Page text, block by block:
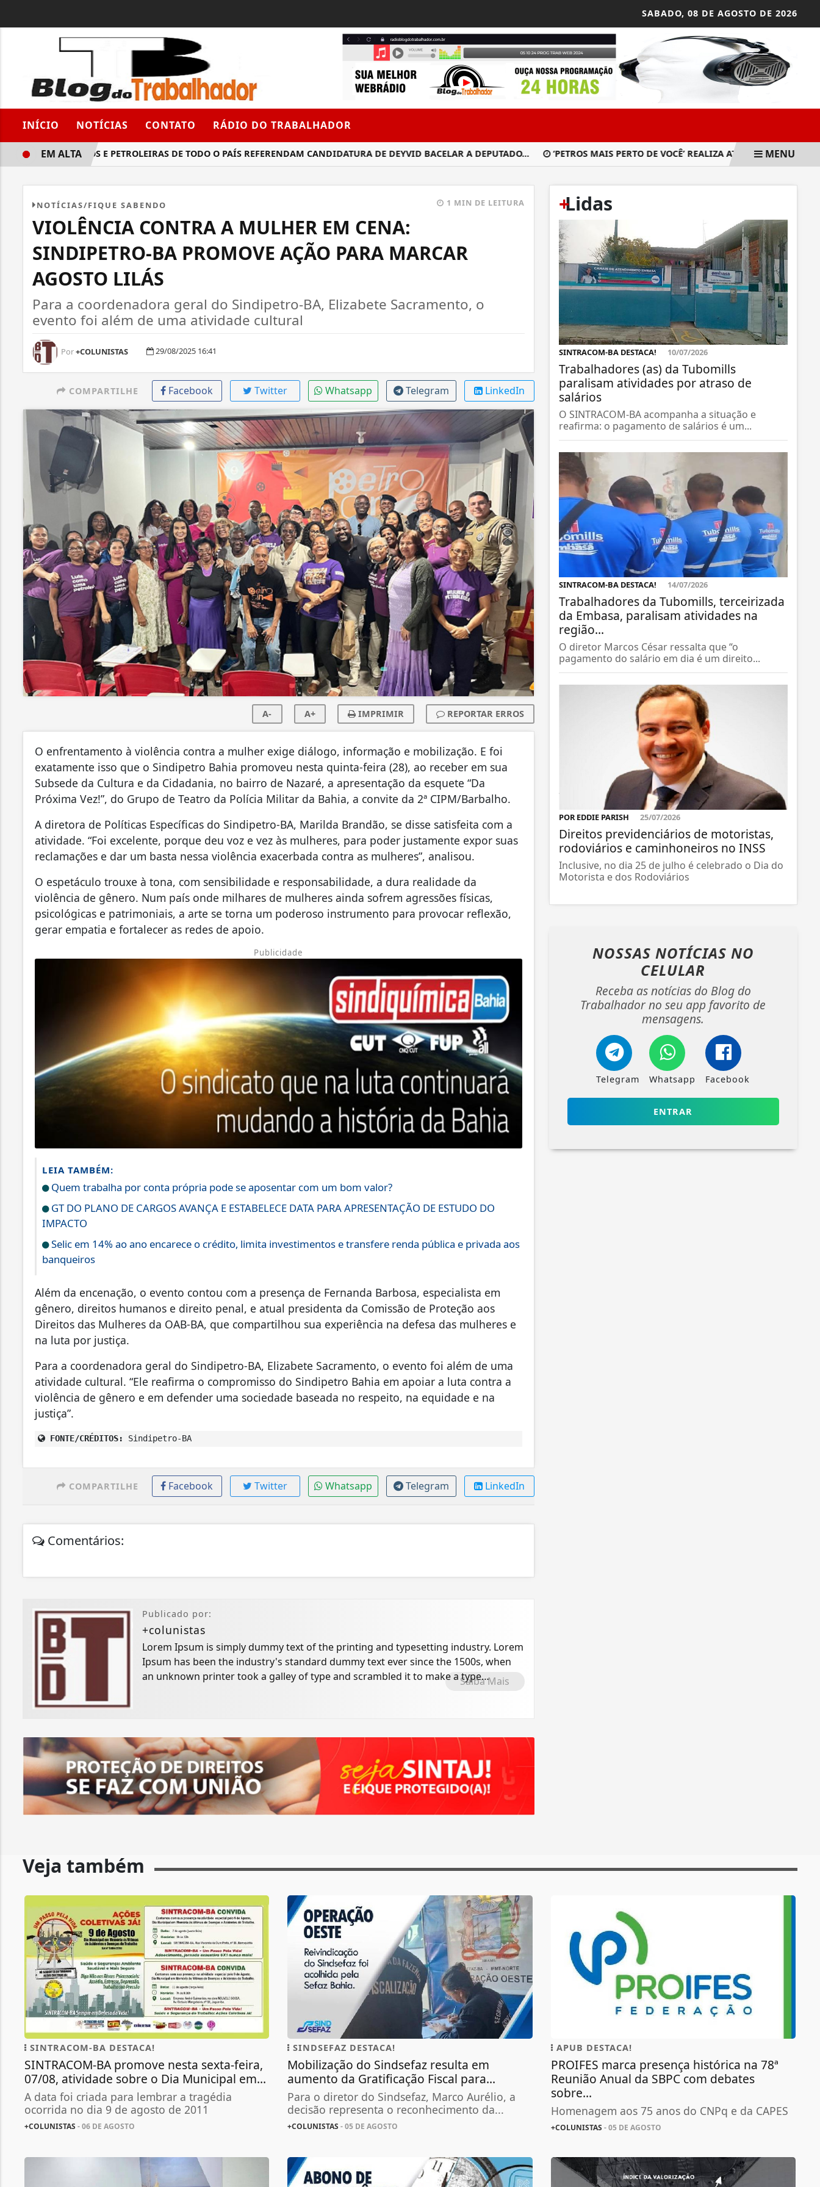
SABADO, 08 DE AGOSTO DE 2026
INÍCIO NOTÍCIAS CONTATO RÁDIO DO TRABALHADOR
PETROLEIROS E PETROLEIRAS DE TODO O PAÍS REFERENDAM CANDIDATURA DE DEYVID BACELAR A DEPUTADO... ‘PETROS MAIS PERTO DE VOCÊ’ REALIZA ATENDIMENTOS NO
EM ALTA MENU
NOTÍCIAS/FIQUE SABENDO 1 MIN DE LEITURA
VIOLÊNCIA CONTRA A MULHER EM CENA:
SINDIPETRO-BA PROMOVE AÇÃO PARA MARCAR
AGOSTO LILÁS
Para a coordenadora geral do Sindipetro-BA, Elizabete Sacramento, o
evento foi além de uma atividade cultural
Por+COLUNISTAS 29/08/2025 16:41
COMPARTILHE Facebook Twitter Whatsapp Telegram LinkedIn
A- A+ IMPRIMIR REPORTAR ERROS
O enfrentamento à violência contra a mulher exige diálogo, informação e mobilização. E foi
exatamente isso que o Sindipetro Bahia promoveu nesta quinta-feira (28), ao receber em sua
Subsede da Cultura e da Cidadania, no bairro de Nazaré, a apresentação da esquete “Da
Próxima Vez!”, do Grupo de Teatro da Polícia Militar da Bahia, a convite da 2ª CIPM/Barbalho.
A diretora de Políticas Específicas do Sindipetro-BA, Marilda Brandão, se disse satisfeita com a
atividade. “Foi excelente, porque deu voz e vez às mulheres, para poder justamente expor suas
reclamações e dar um basta nessa violência exacerbada contra as mulheres”, analisou.
O espetáculo trouxe à tona, com sensibilidade e responsabilidade, a dura realidade da
violência de gênero. Num país onde milhares de mulheres ainda sofrem agressões físicas,
psicológicas e patrimoniais, a arte se torna um poderoso instrumento para provocar reflexão,
gerar empatia e fortalecer as redes de apoio.
Publicidade
LEIA TAMBÉM:
Quem trabalha por conta própria pode se aposentar com um bom valor?
GT DO PLANO DE CARGOS AVANÇA E ESTABELECE DATA PARA APRESENTAÇÃO DE ESTUDO DO
IMPACTO
Selic em 14% ao ano encarece o crédito, limita investimentos e transfere renda pública e privada aos
banqueiros
Além da encenação, o evento contou com a presença de Fernanda Barbosa, especialista em
gênero, direitos humanos e direito penal, e atual presidenta da Comissão de Proteção aos
Direitos das Mulheres da OAB-BA, que compartilhou sua experiência na defesa das mulheres e
na luta por justiça.
Para a coordenadora geral do Sindipetro-BA, Elizabete Sacramento, o evento foi além de uma
atividade cultural. “Ele reafirma o compromisso do Sindipetro Bahia em apoiar a luta contra a
violência de gênero e em defender uma sociedade baseada no respeito, na equidade e na
justiça”.
FONTE/CRÉDITOS: Sindipetro-BA
COMPARTILHE Facebook Twitter Whatsapp Telegram LinkedIn
Comentários:
Publicado por:
+colunistas
Lorem Ipsum is simply dummy text of the printing and typesetting industry. Lorem
Ipsum has been the industry's standard dummy text ever since the 1500s, when
an unknown printer took a galley of type and scrambled it to make a typeSaiba Mais
+
Lidas
SINTRACOM-BA DESTACA! 10/07/2026
Trabalhadores (as) da Tubomills
paralisam atividades por atraso de
salários
O SINTRACOM-BA acompanha a situação e
reafirma: o pagamento de salários é um...
SINTRACOM-BA DESTACA! 14/07/2026
Trabalhadores da Tubomills, terceirizada
da Embasa, paralisam atividades na
região...
O diretor Marcos César ressalta que “o
pagamento do salário em dia é um direito...
POR EDDIE PARISH 25/07/2026
Direitos previdenciários de motoristas,
rodoviários e caminhoneiros no INSS
Inclusive, no dia 25 de julho é celebrado o Dia do
Motorista e dos Rodoviários
NOSSAS NOTÍCIAS NO
CELULAR
Receba as notícias do Blog do
Trabalhador no seu app favorito de
mensagens.
Telegram Whatsapp Facebook
ENTRAR
Veja também
SINTRACOM-BA DESTACA!
SINTRACOM-BA promove nesta sexta-feira,
07/08, atividade sobre o Dia Municipal em...
A data foi criada para lembrar a tragédia
ocorrida no dia 9 de agosto de 2011
+COLUNISTAS - 06 DE AGOSTO
SINDSEFAZ DESTACA!
Mobilização do Sindsefaz resulta em
aumento da Gratificação Fiscal para...
Para o diretor do Sindsefaz, Marco Aurélio, a
decisão representa o reconhecimento da...
+COLUNISTAS - 05 DE AGOSTO
APUB DESTACA!
PROIFES marca presença histórica na 78ª
Reunião Anual da SBPC com debates
sobre...
Homenagem aos 75 anos do CNPq e da CAPES
+COLUNISTAS - 05 DE AGOSTO